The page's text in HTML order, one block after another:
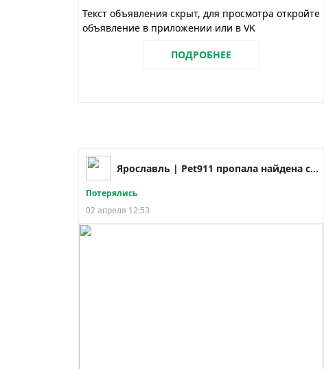
Текст объявления скрыт, для просмотра откройте
объявление в приложении или в VK
ПОДРОБНЕЕ
Ярославль | Pet911 пропала найдена собака кошка
Потерялись
02 апреля 12:53